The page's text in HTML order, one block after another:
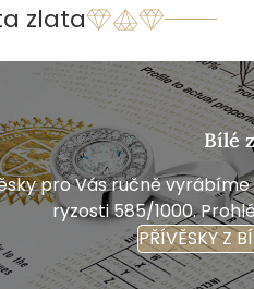
zlata
Bílé
pro Vás ručně
ryzosti 585/1000.
PŘÍVĚSKY Z